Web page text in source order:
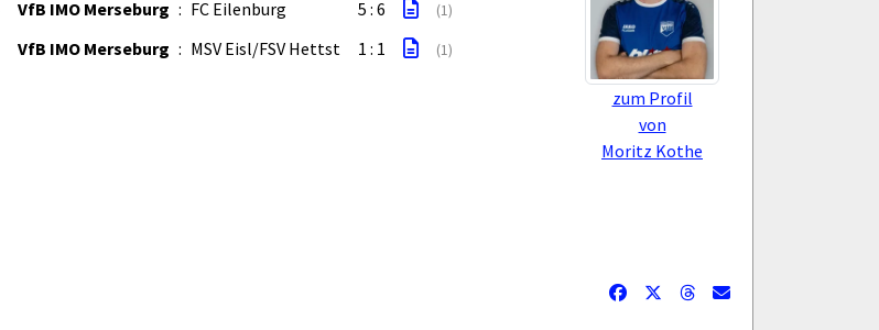
zum Profil
von
Moritz Kothe
VfB IMO Merseburg : FC Eilenburg 5 : 6 (1)
VfB IMO Merseburg : MSV Eisl/FSV Hettst 1 : 1 (1)